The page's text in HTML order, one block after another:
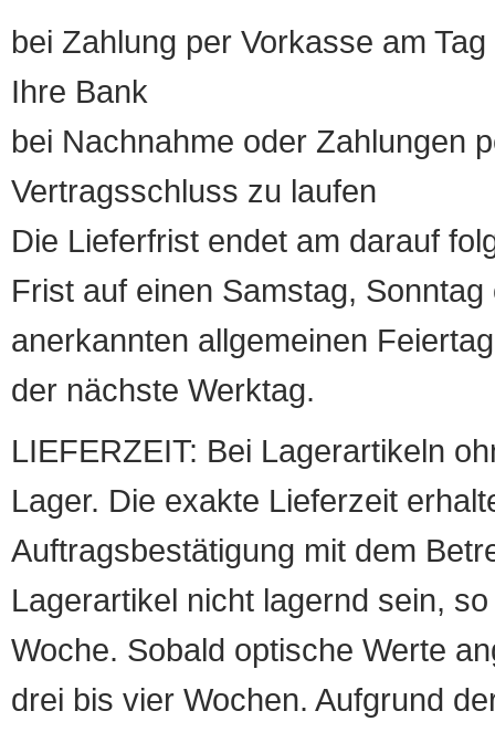
bei Zahlung per Vorkasse am
Ihre Bank
bei Nachnahme oder Zahlungen
Vertragsschluss zu laufen
Die Lieferfrist endet am darauf
Frist auf einen Samstag,
anerkannten allgemeinen
der nächste Werktag.
LIEFERZEIT: Bei Lagerartikeln
Lager. Die exakte Lieferzeit
Auftragsbestätigung mit dem
Lagerartikel nicht lagernd sein,
Woche. Sobald optische Werte
drei bis vier Wochen. Aufgrund